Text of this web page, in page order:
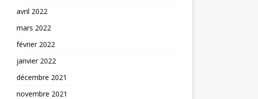
avril 2022
mars 2022
février 2022
janvier 2022
décembre 2021
novembre 2021